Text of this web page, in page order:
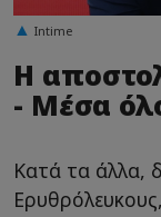
Intime
Η
- Μέσα
Κατά τα άλλα,